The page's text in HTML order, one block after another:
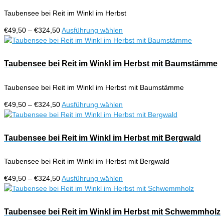
werden
Die
können
auf
Produktseite
werden
Taubensee bei Reit im Winkl im Herbst
€49,50 – €324,50Preisspanne:
€49,50
€324,50
Ausführung wählen
Produkt
mehrere
Varianten
Die
können
auf
Produktseite
werden
Taubensee bei Reit im Winkl im Herbst mit Baumstämme
Taubensee bei Reit im Winkl im Herbst mit Baumstämme
€49,50 – €324,50Preisspanne:
€49,50
€324,50
Ausführung wählen
Produkt
mehrere
Varianten
Die
können
auf
Produktseite
Taubensee bei Reit im Winkl im Herbst mit Bergwald
Taubensee bei Reit im Winkl im Herbst mit Bergwald
€49,50 – €324,50Preisspanne:
€49,50
€324,50
Ausführung wählen
Produkt
mehrere
Varianten
Taubensee bei Reit im Winkl im Herbst mit Schwemmholz